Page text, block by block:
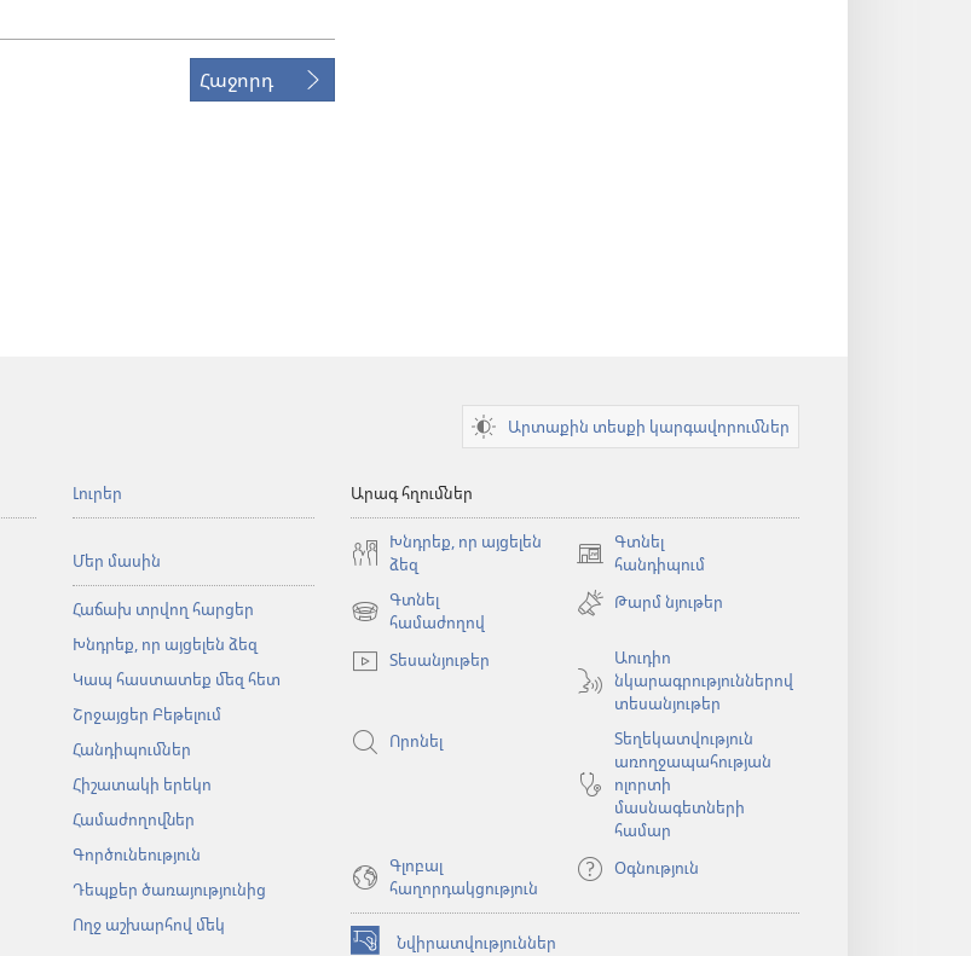
Հաջորդ
Արտաքին տեսքի կարգավորումներ
Լուրեր
Մեր մասին
Հաճախ տրվող հարցեր
Խնդրեք, որ այցելեն ձեզ
Կապ հաստատեք մեզ հետ
Շրջայցեր Բեթելում
Հանդիպումներ
Հիշատակի երեկո
Համաժողովներ
Գործունեություն
Դեպքեր ծառայությունից
Ողջ աշխարհով մեկ
Արագ հղումներ
Խնդրեք, որ այցելեն
ձեզ
Գտնել
հանդիպում
(բացվում
նոր
Գտնել
համաժողով
(բացվում
նոր
Թարմ նյութեր
Տեսանյութեր
Աուդիո
նկարագրություններով
տեսանյութեր
Որոնել
Տեղեկատվություն
առողջապահության
ոլորտի
մասնագետների
համար
Գլոբալ
հաղորդակցություն
Օգնություն
Նվիրատվություններ